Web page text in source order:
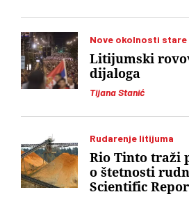
Nove okolnosti
Tijana Stanić
Litijumski
dijaloga
Rudarenje litijuma
Rio Tinto traži
o štetnosti
Scientific